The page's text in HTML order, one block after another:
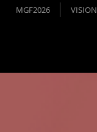
MGF2026 VISION